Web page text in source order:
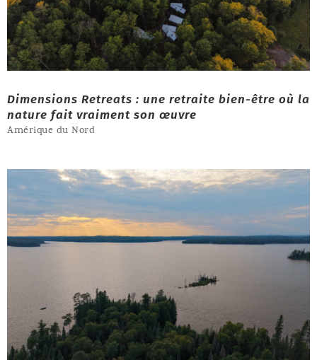
Dimensions Retreats : une retraite bien-être où la
nature fait vraiment son œuvre
Amérique du Nord